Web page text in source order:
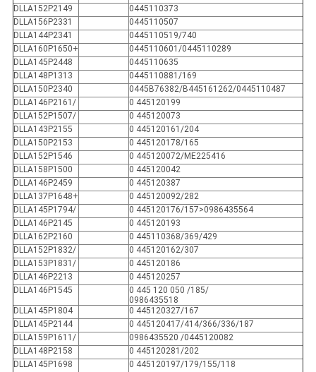
DLLA152P2149
0445110373
DLLA156P2331
0445110507
DLLA144P2341
0445110519/740
DLLA160P1650+
0445110601/0445110289
DLLA145P2448
0445110635
DLLA148P1313
0445110881/169
DLLA150P2340
0445B76382/B445161262/0445110487
DLLA146P2161/
0 445120199
DLLA152P1507/
0 445120073
DLLA143P2155
0 445120161/204
DLLA150P2153
0 445120178/165
DLLA152P1546
0 445120072/ME225416
DLLA158P1500
0 445120042
DLLA146P2459
0 445120387
DLLA137P1648+
0 445120092/282
DLLA145P1794/
0 445120176/157>0986435564
DLLA146P2145
0 445120193
DLLA162P2160
0 445110368/369/429
DLLA152P1832/
0 445120162/307
DLLA153P1831/
0 445120186
DLLA146P2213
0 445120257
DLLA146P1545
0 445 120 050 /185/
0986435518
DLLA145P1804
0 445120327/167
DLLA145P2144
0 445120417/414/366/336/187
DLLA159P1611/
0986435520 /0445120082
DLLA148P2158
0 445120281/202
DLLA145P1698
0 445120197/179/155/118